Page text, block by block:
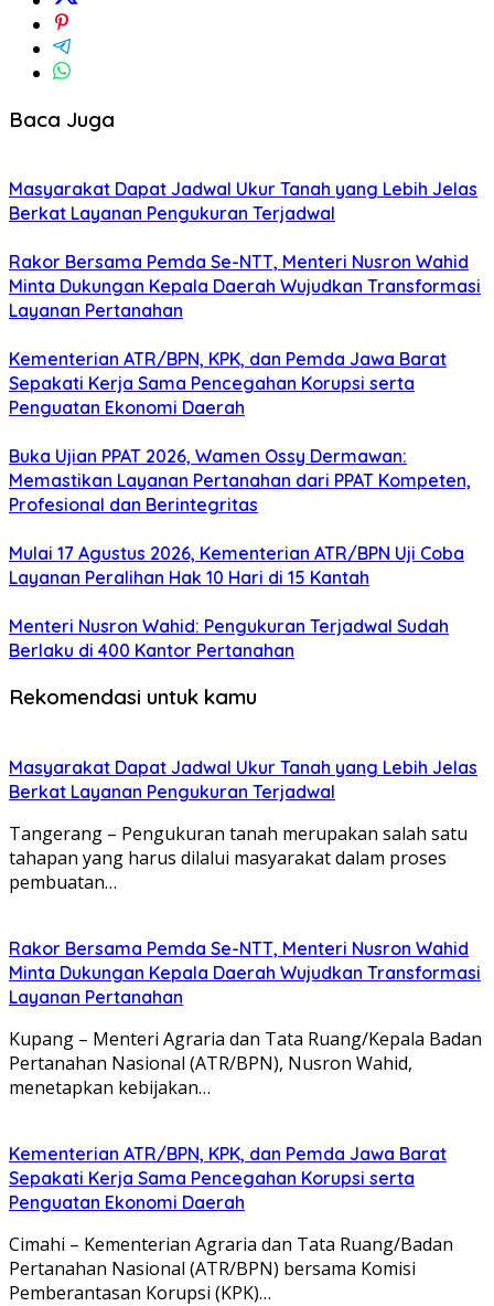
Baca Juga
Masyarakat Dapat Jadwal Ukur Tanah yang Lebih Jelas
Berkat Layanan Pengukuran Terjadwal
Rakor Bersama Pemda Se-NTT, Menteri Nusron Wahid
Minta Dukungan Kepala Daerah Wujudkan Transformasi
Layanan Pertanahan
Kementerian ATR/BPN, KPK, dan Pemda Jawa Barat
Sepakati Kerja Sama Pencegahan Korupsi serta
Penguatan Ekonomi Daerah
Buka Ujian PPAT 2026, Wamen Ossy Dermawan:
Memastikan Layanan Pertanahan dari PPAT Kompeten,
Profesional dan Berintegritas
Mulai 17 Agustus 2026, Kementerian ATR/BPN Uji Coba
Layanan Peralihan Hak 10 Hari di 15 Kantah
Menteri Nusron Wahid: Pengukuran Terjadwal Sudah
Berlaku di 400 Kantor Pertanahan
Rekomendasi untuk kamu
Masyarakat Dapat Jadwal Ukur Tanah yang Lebih Jelas
Berkat Layanan Pengukuran Terjadwal
Tangerang – Pengukuran tanah merupakan salah satu
tahapan yang harus dilalui masyarakat dalam proses
pembuatan…
Rakor Bersama Pemda Se-NTT, Menteri Nusron Wahid
Minta Dukungan Kepala Daerah Wujudkan Transformasi
Layanan Pertanahan
Kupang – Menteri Agraria dan Tata Ruang/Kepala Badan
Pertanahan Nasional (ATR/BPN), Nusron Wahid,
menetapkan kebijakan…
Kementerian ATR/BPN, KPK, dan Pemda Jawa Barat
Sepakati Kerja Sama Pencegahan Korupsi serta
Penguatan Ekonomi Daerah
Cimahi – Kementerian Agraria dan Tata Ruang/Badan
Pertanahan Nasional (ATR/BPN) bersama Komisi
Pemberantasan Korupsi (KPK)…